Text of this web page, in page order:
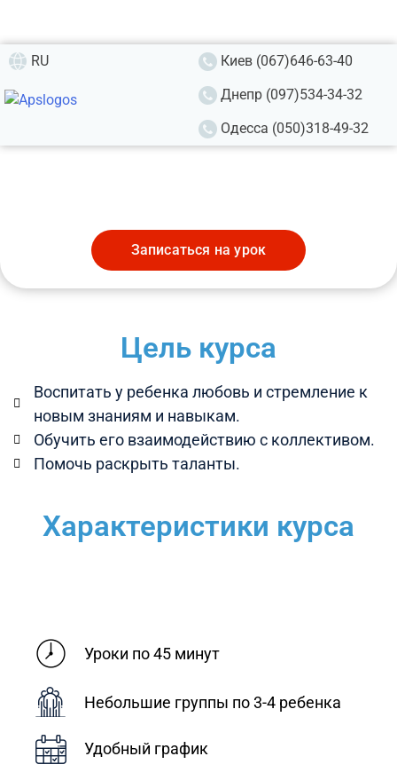
RU
Киев (067)646-63-40
Днепр (097)534-34-32
Одесса (050)318-49-32
Репетитор для малышей
Креативный игровой формат
Современная методика обучения
Записаться на урок
Цель курса
Воспитать у ребенка любовь и стремление к
новым знаниям и навыкам.
Обучить его взаимодействию с коллективом.
Помочь раскрыть таланты.
Характеристики курса​
Уроки по 45 минут
Небольшие группы по 3-4 ребенка
Удобный график